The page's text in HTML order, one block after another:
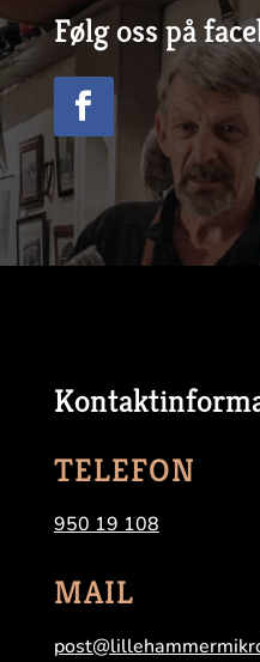
Følg oss på
TELEFON
950 19 108
MAIL